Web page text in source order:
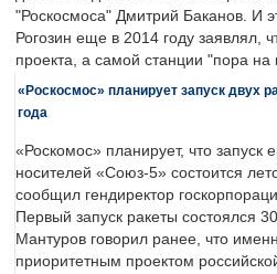
"Роскосмоса" Дмитрий Баканов. И
Рогозин еще в 2014 году заявлял,
проекта, а самой станции "пора на
«Роскосмос» планирует запуск двух
года
«Роскомос» планирует, что запуск
носителей «Союз-5» состоится
сообщил гендиректор
Первый запуск ракеты состоялся
Мантуров говорил ранее, что
приоритетным проектом